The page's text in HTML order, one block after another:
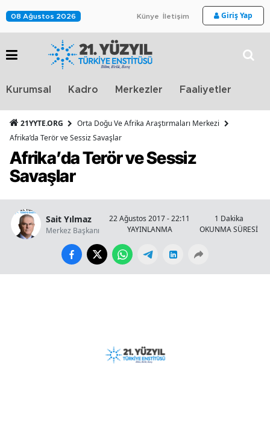
08 Ağustos 2026 Künye İletişim Giriş Yap
Kurumsal Kadro Merkezler Faaliyetler
21YYTE.ORG
Orta Doğu Ve Afrika Araştırmaları Merkezi
Afrika’da Terör ve Sessiz Savaşlar
Afrika’da Terör ve Sessiz
Savaşlar
Sait Yılmaz
Merkez Başkanı
22 Ağustos 2017 - 22:11
YAYINLANMA
1 Dakika
OKUNMA SÜRESİ